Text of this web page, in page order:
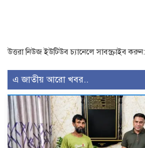
উত্তরা নিউজ ইউটিউব চ্যানেলে সাবস্ক্রাইব করুন:
এ জাতীয় আরো খবর..